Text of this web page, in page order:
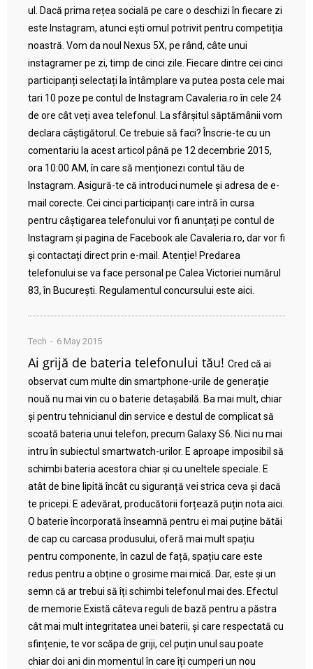
ul. Dacă prima rețea socială pe care o deschizi în fiecare zi
este Instagram, atunci ești omul potrivit pentru competiția
noastră. Vom da noul Nexus 5X, pe rând, câte unui
instagramer pe zi, timp de cinci zile. Fiecare dintre cei cinci
participanți selectați la întâmplare va putea posta cele mai
tari 10 poze pe contul de Instagram Cavaleria.ro în cele 24
de ore cât veți avea telefonul. La sfârșitul săptămânii vom
declara câștigătorul. Ce trebuie să faci? Înscrie-te cu un
comentariu la acest articol până pe 12 decembrie 2015,
ora 10:00 AM, în care să menționezi contul tău de
Instagram. Asigură-te că introduci numele și adresa de e-
mail corecte. Cei cinci participanți care intră în cursa
pentru câștigarea telefonului vor fi anunțați pe contul de
Instagram și pagina de Facebook ale Cavaleria.ro, dar vor fi
și contactați direct prin e-mail. Atenție! Predarea
telefonului se va face personal pe Calea Victoriei numărul
83, în București. Regulamentul concursului este aici.
Tech 6 May 2015
Ai grijă de bateria telefonului tău! Cred că ai
observat cum multe din smartphone-urile de generație
nouă nu mai vin cu o baterie detașabilă. Ba mai mult, chiar
și pentru tehnicianul din service e destul de complicat să
scoată bateria unui telefon, precum Galaxy S6. Nici nu mai
intru în subiectul smartwatch-urilor. E aproape imposibil să
schimbi bateria acestora chiar și cu uneltele speciale. E
atât de bine lipită încât cu siguranță vei strica ceva și dacă
te pricepi. E adevărat, producătorii forțează puțin nota aici.
O baterie încorporată înseamnă pentru ei mai puține bătăi
de cap cu carcasa produsului, oferă mai mult spațiu
pentru componente, în cazul de față, spațiu care este
redus pentru a obține o grosime mai mică. Dar, este și un
semn că ar trebui să îți schimbi telefonul mai des. Efectul
de memorie Există câteva reguli de bază pentru a păstra
cât mai mult integritatea unei baterii, și care respectată cu
sfințenie, te vor scăpa de griji, cel puțin unul sau poate
chiar doi ani din momentul în care îți cumperi un nou